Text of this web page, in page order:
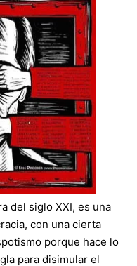
del siglo XXI, es una
con una cierta
porque hace lo
para disimular el